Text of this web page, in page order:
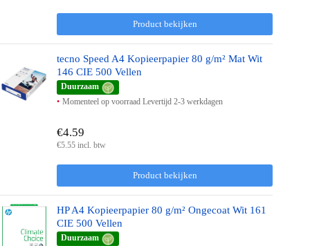
Product bekijken
tecno Speed A4 Kopieerpapier 80 g/m² Mat Wit
146 CIE 500 Vellen
Duurzaam
Momenteel op voorraad Levertijd 2-3 werkdagen
Product bekijken
€4.59
€5.55 incl. btw
HP A4 Kopieerpapier 80 g/m² Ongecoat Wit 161
CIE 500 Vellen
Duurzaam